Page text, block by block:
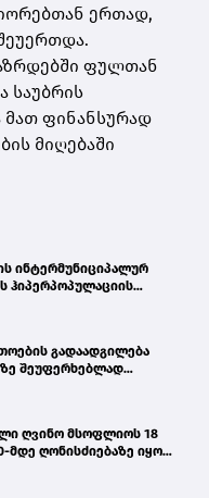
ერთად,
ფულთან
საუბრის
მათ ფინანსურად
მიღებაში
ინტერმუნიციპალურ
ჰიპერპოპულაციის
გაეცნო
გადაადგილება
შეუფერხებლად
სამსახური
ღვინო მსოფლიოს 18
მდე ღონისძიებაზე იყო